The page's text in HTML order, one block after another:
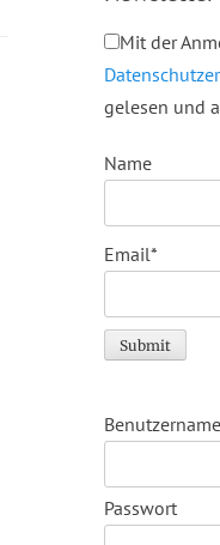
Mit der
gelesen und
Name
Email*
Passwort